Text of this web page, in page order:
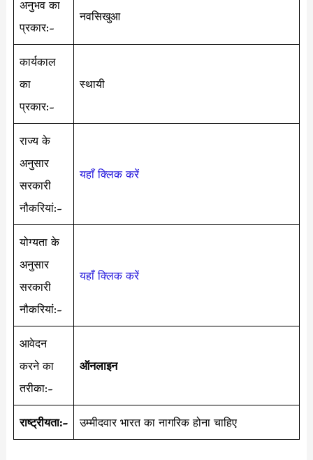
अनुभव का
प्रकार:-
नवसिखुआ
कार्यकाल
का
प्रकार:-
स्थायी
राज्य के
अनुसार
सरकारी
नौकरियां:-
यहाँ क्लिक करें
योग्यता के
अनुसार
सरकारी
नौकरियां:-
यहाँ क्लिक करें
आवेदन
करने का
तरीका:-
ऑनलाइन
राष्ट्रीयता:- उम्मीदवार भारत का नागरिक होना चाहिए